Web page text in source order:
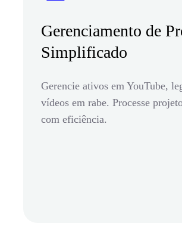
Gerenciamento de
Simplificado
Gerencie ativos em YouTube,
vídeos em rabe. Processe
com eficiência.